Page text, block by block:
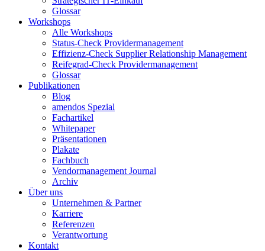
Glossar
Workshops
Alle Workshops
Status-Check Providermanagement
Effizienz-Check Supplier Relationship Management
Reifegrad-Check Providermanagement
Glossar
Publikationen
Blog
amendos Spezial
Fachartikel
Whitepaper
Präsentationen
Plakate
Fachbuch
Vendormanagement Journal
Archiv
Über uns
Unternehmen & Partner
Karriere
Referenzen
Verantwortung
Kontakt